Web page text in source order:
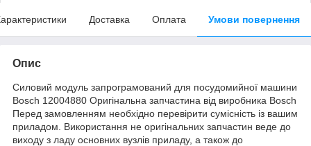
Доставка Оплата Умови повернення
Опис
Силовий модуль запрограмований для посудомийної машини
Bosch 12004880 Оригінальна запчастина від виробника Bosch
Перед замовленням необхідно перевірити сумісність із вашим
приладом. Використання не оригінальних запчастин веде до
виходу з ладу основних вузлів приладу, а також до